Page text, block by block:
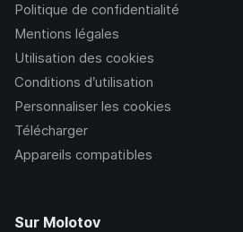
Politique de confidentialité
Mentions légales
Utilisation des cookies
Conditions d’utilisation
Personnaliser les cookies
Télécharger
Appareils compatibles
Sur Molotov